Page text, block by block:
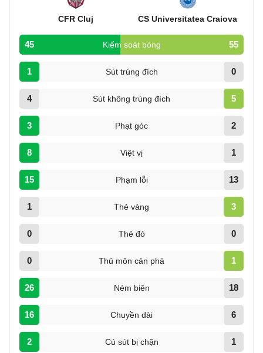
CFR Cluj CS Universitatea Craiova
45 Kiểm soát bóng 55
1 Sút trúng đích 0
4 Sút không trúng đích 5
3 Phạt góc 2
8 Việt vị 1
15 Phạm lỗi 13
1 Thẻ vàng 3
0 Thẻ đỏ 0
0 Thủ môn cản phá 1
26 Ném biên 18
16 Chuyền dài 6
2 Cú sút bị chặn 1